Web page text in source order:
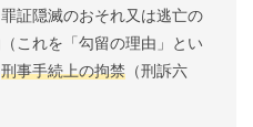
証隠滅のおそれ又は逃亡の
これを「勾留の理由」とい
刑事手続上の拘禁 （刑訴六